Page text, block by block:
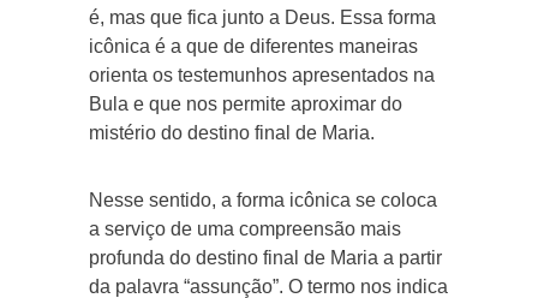
é, mas que fica junto a Deus. Essa forma
icônica é a que de diferentes maneiras
orienta os testemunhos apresentados na
Bula e que nos permite aproximar do
mistério do destino final de Maria.
Nesse sentido, a forma icônica se coloca
a serviço de uma compreensão mais
profunda do destino final de Maria a partir
da palavra “assunção”. O termo nos indica